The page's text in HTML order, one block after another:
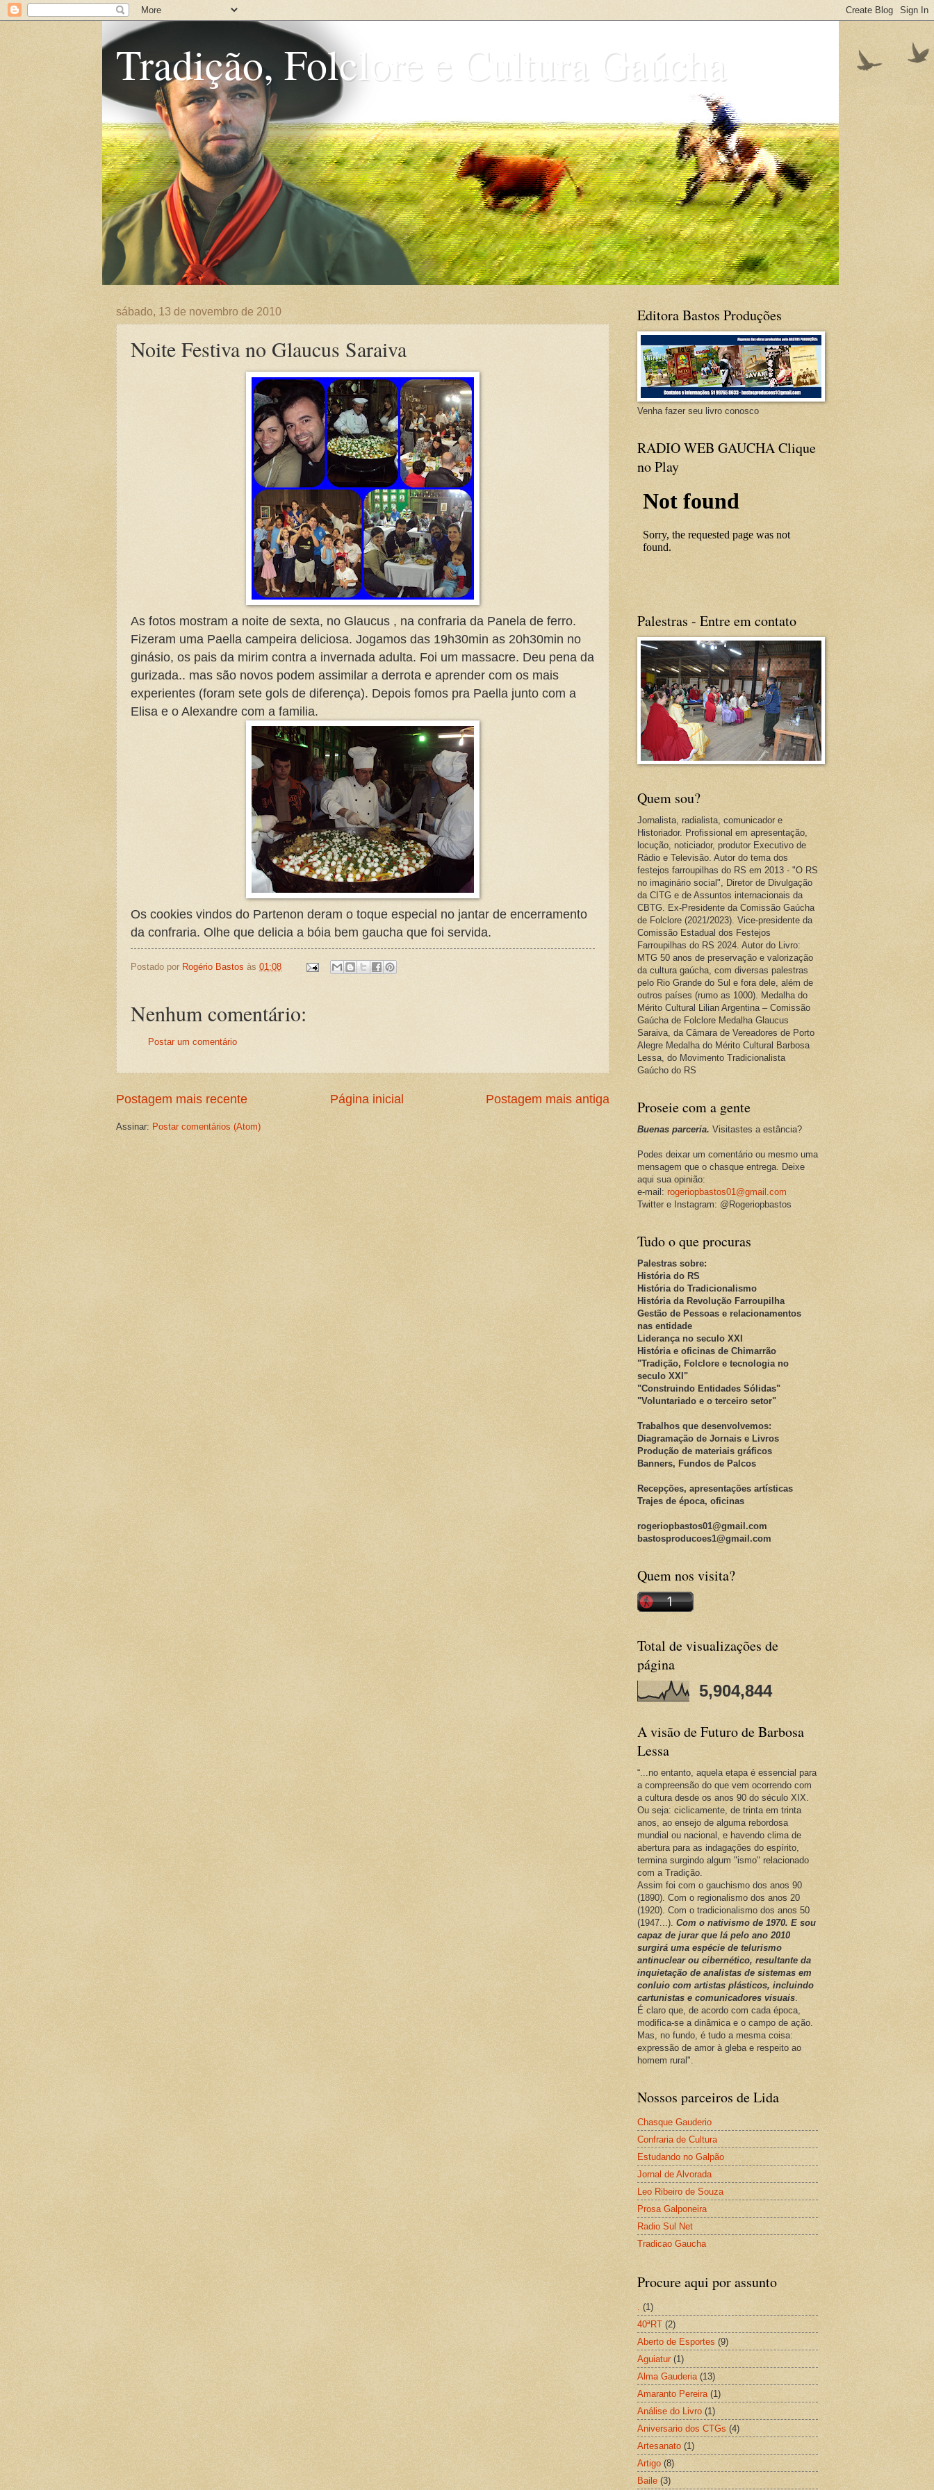
Tradição, Folclore e Cultura Gaúcha
sábado, 13 de novembro de 2010
Noite Festiva no Glaucus Saraiva
As fotos mostram a noite de sexta, no Glaucus , na confraria da Panela de ferro.
Fizeram uma Paella campeira deliciosa. Jogamos das 19h30min as 20h30min no
ginásio, os pais da mirim contra a invernada adulta. Foi um massacre. Deu pena da
gurizada.. mas são novos podem assimilar a derrota e aprender com os mais
experientes (foram sete gols de diferença). Depois fomos pra Paella junto com a
Elisa e o Alexandre com a familia.
Os cookies vindos do Partenon deram o toque especial no jantar de encerramento
da confraria. Olhe que delicia a bóia bem gaucha que foi servida.
Postado por Rogério Bastos às 01:08
Nenhum comentário:
Postar um comentário
Postagem mais recente Postagem mais antiga
Página inicial
Assinar: Postar comentários (Atom)
Editora Bastos Produções
Venha fazer seu livro conosco
RADIO WEB GAUCHA Clique
no Play
Palestras - Entre em contato
Quem sou?
Jornalista, radialista, comunicador e
Historiador. Profissional em apresentação,
locução, noticiador, produtor Executivo de
Rádio e Televisão. Autor do tema dos
festejos farroupilhas do RS em 2013 - "O RS
no imaginário social", Diretor de Divulgação
da CITG e de Assuntos internacionais da
CBTG. Ex-Presidente da Comissão Gaúcha
de Folclore (2021/2023). Vice-presidente da
Comissão Estadual dos Festejos
Farroupilhas do RS 2024. Autor do Livro:
MTG 50 anos de preservação e valorização
da cultura gaúcha, com diversas palestras
pelo Rio Grande do Sul e fora dele, além de
outros países (rumo as 1000). Medalha do
Mérito Cultural Lilian Argentina – Comissão
Gaúcha de Folclore Medalha Glaucus
Saraiva, da Câmara de Vereadores de Porto
Alegre Medalha do Mérito Cultural Barbosa
Lessa, do Movimento Tradicionalista
Gaúcho do RS
Proseie com a gente
Buenas parceria. Visitastes a estância?
Podes deixar um comentário ou mesmo uma
mensagem que o chasque entrega. Deixe
aqui sua opinião:
e-mail: rogeriopbastos01@gmail.com
Twitter e Instagram: @Rogeriopbastos
Tudo o que procuras
Palestras sobre:
História do RS
História do Tradicionalismo
História da Revolução Farroupilha
Gestão de Pessoas e relacionamentos
nas entidade
Liderança no seculo XXI
História e oficinas de Chimarrão
"Tradição, Folclore e tecnologia no
seculo XXI"
"Construindo Entidades Sólidas"
"Voluntariado e o terceiro setor"
Trabalhos que desenvolvemos:
Diagramação de Jornais e Livros
Produção de materiais gráficos
Banners, Fundos de Palcos
Recepções, apresentações artísticas
Trajes de época, oficinas
rogeriopbastos01@gmail.com
bastosproducoes1@gmail.com
Quem nos visita?
Total de visualizações de
página
5,904,844
A visão de Futuro de Barbosa
Lessa
“...no entanto, aquela etapa é essencial para
a compreensão do que vem ocorrendo com
a cultura desde os anos 90 do século XIX.
Ou seja: ciclicamente, de trinta em trinta
anos, ao ensejo de alguma rebordosa
mundial ou nacional, e havendo clima de
abertura para as indagações do espírito,
termina surgindo algum "ismo" relacionado
com a Tradição.
Assim foi com o gauchismo dos anos 90
(1890). Com o regionalismo dos anos 20
(1920). Com o tradicionalismo dos anos 50
(1947...). Com o nativismo de 1970. E sou
capaz de jurar que lá pelo ano 2010
surgirá uma espécie de telurismo
antinuclear ou cibernético, resultante da
inquietação de analistas de sistemas em
conluio com artistas plásticos, incluindo
cartunistas e comunicadores visuais.
É claro que, de acordo com cada época,
modifica-se a dinâmica e o campo de ação.
Mas, no fundo, é tudo a mesma coisa:
expressão de amor à gleba e respeito ao
homem rural".
Nossos parceiros de Lida
Chasque Gauderio
Confraria de Cultura
Estudando no Galpão
Jornal de Alvorada
Leo Ribeiro de Souza
Prosa Galponeira
Radio Sul Net
Tradicao Gaucha
Procure aqui por assunto
(1)
40ªRT (2)
Aberto de Esportes (9)
Aguiatur (1)
Alma Gauderia (13)
Amaranto Pereira (1)
Análise do Livro (1)
Aniversario dos CTGs (4)
Artesanato (1)
Artigo (8)
Baile (3)